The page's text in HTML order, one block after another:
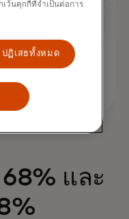
และ
เว้นคุกกี้ที่จำเป็นต่อการ
ปฏิเสธทั้งหมด